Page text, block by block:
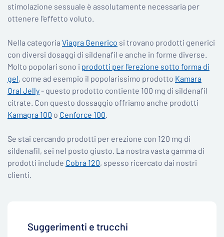
stimolazione sessuale è assolutamente necessaria per
ottenere l'effetto voluto.
Nella categoria Viagra Generico si trovano prodotti generici
con diversi dosaggi di sildenafil e anche in forme diverse.
Molto popolari sono i prodotti per l'erezione sotto forma di
gel, come ad esempio il popolarissimo prodotto Kamara
Oral Jelly- questo prodotto contiente 100 mg di sildenafil
citrate. Con questo dossaggio offriamo anche prodotti
Kamagra 100 o Cenforce 100.
Se stai cercando prodotti per erezione con 120 mg di
sildenafil, sei nel posto giusto. La nostra vasta gamma di
prodotti include Cobra 120, spesso ricercato dai nostri
clienti.
Suggerimenti e trucchi